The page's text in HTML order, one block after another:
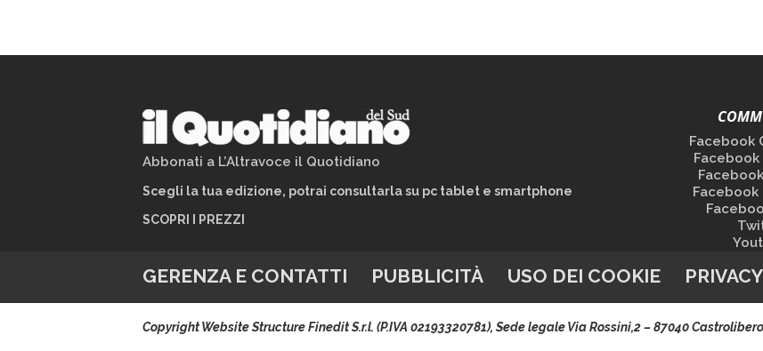
Abbonati a L’Altravoce il Quotidiano
Scegli la tua edizione, potrai consultarla su pc tablet e smartphone
SCOPRI I PREZZI
Facebook
Facebook
GERENZA E CONTATTI PUBBLICITÀ USO DEI COOKIE PRIVACY
Copyright Website Structure Finedit S.r.l. (P.IVA 02193320781), Sede legale Via Rossini,2 – 87040 Castrolibero